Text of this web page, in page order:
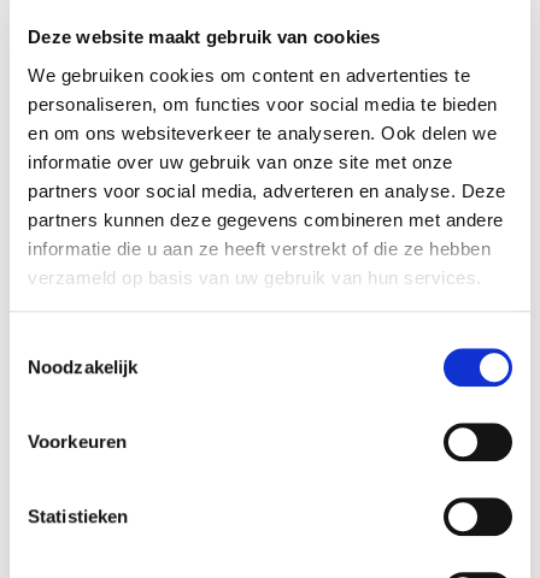
Deze website maakt gebruik van cookies
We gebruiken cookies om content en advertenties te
personaliseren, om functies voor social media te bieden
en om ons websiteverkeer te analyseren. Ook delen we
informatie over uw gebruik van onze site met onze
partners voor social media, adverteren en analyse. Deze
partners kunnen deze gegevens combineren met andere
informatie die u aan ze heeft verstrekt of die ze hebben
verzameld op basis van uw gebruik van hun services.
Noodzakelijk
Voorkeuren
Statistieken
Kokosplantenstok